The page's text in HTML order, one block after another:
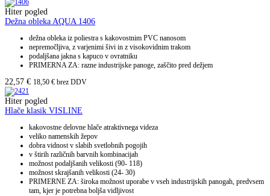
Hiter pogled
Dežna obleka AQUA 1406
dežna obleka iz poliestra s kakovostnim PVC nanosom
nepremočljiva, z varjenimi šivi in z visokovidnim trakom
podaljšana jakna s kapuco v ovratniku
PRIMERNA ZA: razne industrijske panoge, zaščito pred dežjem
22,57 € 18,50 € brez DDV
Hiter pogled
Hlače klasik VISLINE
kakovostne delovne hlače atraktivnega videza
veliko namenskih žepov
dobra vidnost v slabih svetlobnih pogojih
v štirih različnih barvnih kombinacijah
možnost podaljšanih velikosti (90- 118)
možnost skrajšanih velikosti (24- 30)
PRIMERNE ZA: široka možnost uporabe v vseh industrijskih panogah, predvsem
tam, kjer je potrebna boljša vidljivost